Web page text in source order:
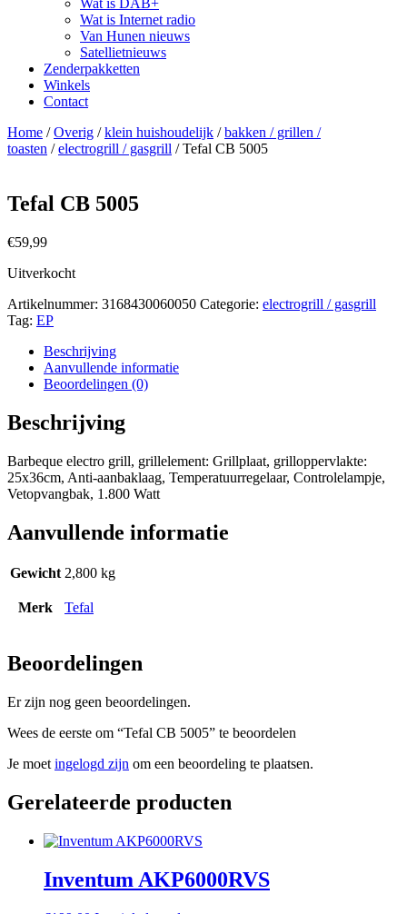
Wat is DAB+
Wat is Internet radio
Van Hunen nieuws
Satellietnieuws
Zenderpakketten
Winkels
Contact
Home /Overig /klein huishoudelijk /bakken / grillen /
toasten /electrogrill / gasgrill / Tefal CB 5005
Tefal CB 5005
€59,99
Uitverkocht
Artikelnummer: 3168430060050 Categorie: electrogrill / gasgrill
Tag: EP
Beschrijving
Aanvullende informatie
Beoordelingen (0)
Beschrijving
Barbeque electro grill, grillelement: Grillplaat, grilloppervlakte:
25x36cm, Anti-aanbaklaag, Temperatuurregelaar, Controlelampje,
Vetopvangbak, 1.800 Watt
Aanvullende informatie
Gewicht 2,800 kg
Merk Tefal
Beoordelingen
Er zijn nog geen beoordelingen.
Wees de eerste om “Tefal CB 5005” te beoordelen
Je moet ingelogd zijn om een beoordeling te plaatsen.
Gerelateerde producten
Inventum AKP6000RVS